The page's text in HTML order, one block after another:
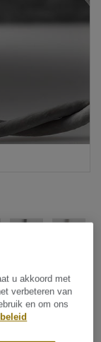
alle designs (38)
u akkoord met
verbeteren van
en om ons